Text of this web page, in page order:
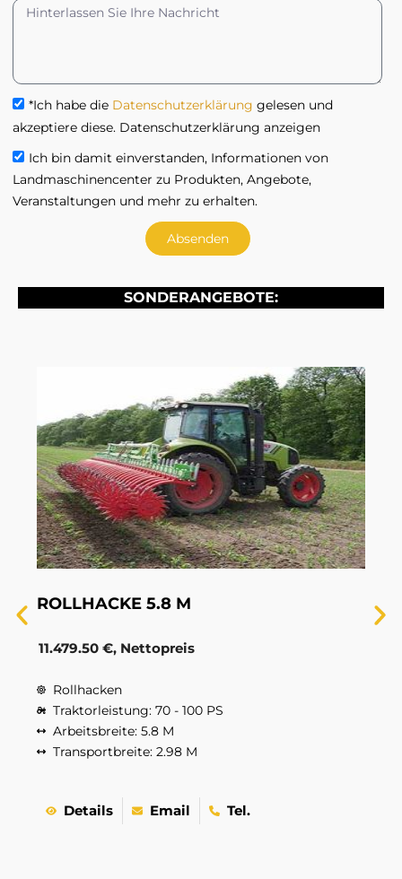
*Ich habe die Datenschutzerklärung gelesen und
akzeptiere diese. Datenschutzerklärung anzeigen
Ich bin damit einverstanden, Informationen von
Landmaschinencenter zu Produkten, Angebote,
Veranstaltungen und mehr zu erhalten.
Absenden
SONDERANGEBOTE:
ROLLHACKE 5.8 M
11.479.50 €, Nettopreis
Rollhacken
Traktorleistung: 70 - 100 PS
Arbeitsbreite: 5.8 M
Transportbreite: 2.98 M
Details Email Tel.